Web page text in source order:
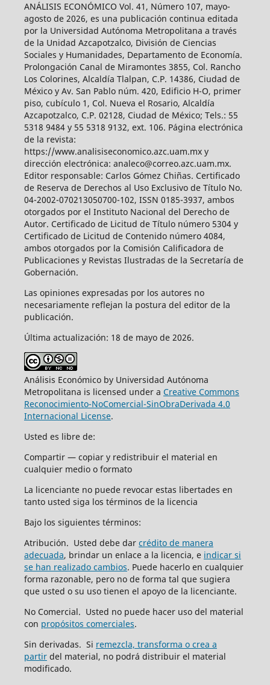
ANÁLISIS ECONÓMICO Vol. 41, Número 107, mayo-
agosto de 2026, es una publicación continua editada
por la Universidad Autónoma Metropolitana a través
de la Unidad Azcapotzalco, División de Ciencias
Sociales y Humanidades, Departamento de Economía.
Prolongación Canal de Miramontes 3855, Col. Rancho
Los Colorines, Alcaldía Tlalpan, C.P. 14386, Ciudad de
México y Av. San Pablo núm. 420, Edificio H-O, primer
piso, cubículo 1, Col. Nueva el Rosario, Alcaldía
Azcapotzalco, C.P. 02128, Ciudad de México; Tels.: 55
5318 9484 y 55 5318 9132, ext. 106. Página electrónica
de la revista:
https://www.analisiseconomico.azc.uam.mx y
dirección electrónica: analeco@correo.azc.uam.mx.
Editor responsable: Carlos Gómez Chiñas. Certificado
de Reserva de Derechos al Uso Exclusivo de Título No.
04-2002-070213050700-102, ISSN 0185-3937, ambos
otorgados por el Instituto Nacional del Derecho de
Autor. Certificado de Licitud de Título número 5304 y
Certificado de Licitud de Contenido número 4084,
ambos otorgados por la Comisión Calificadora de
Publicaciones y Revistas Ilustradas de la Secretaría de
Gobernación.
Las opiniones expresadas por los autores no
necesariamente reflejan la postura del editor de la
publicación.
Última actualización: 18 de mayo de 2026.
Análisis Económico by Universidad Autónoma
Metropolitana is licensed under a Creative Commons
Reconocimiento-NoComercial-SinObraDerivada 4.0
Internacional License.
Usted es libre de:
Compartir — copiar y redistribuir el material en
cualquier medio o formato
La licenciante no puede revocar estas libertades en
tanto usted siga los términos de la licencia
Bajo los siguientes términos:
Atribución. Usted debe dar crédito de manera
adecuada, brindar un enlace a la licencia, e indicar si
se han realizado cambios. Puede hacerlo en cualquier
forma razonable, pero no de forma tal que sugiera
que usted o su uso tienen el apoyo de la licenciante.
No Comercial. Usted no puede hacer uso del material
con propósitos comerciales.
Sin derivadas. Si remezcla, transforma o crea a
partirdel material, no podrá distribuir el material
modificado.